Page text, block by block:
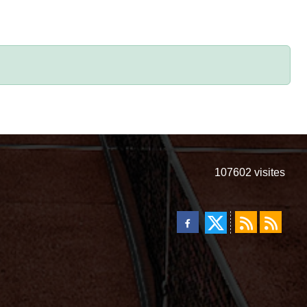
107602 visites